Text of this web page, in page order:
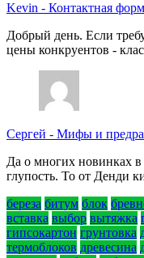
Kevin - Контактная
Добрый день. Если
цены конкруентов -
Сергей - Мифы и
Да о многих новинках
глупость. То от Денди
береза битум блок
вставка выбор вытяжка
гипсокартон грунтовка
термоблоков древесина